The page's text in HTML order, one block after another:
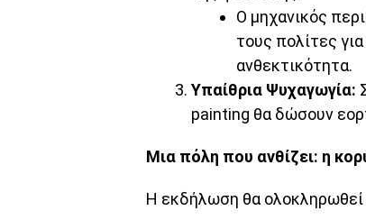
Ο μηχανικός
τους πολίτες
ανθεκτικότητα.
Υπαίθρια Ψυχαγωγία:
painting θα δώσουν
Μια πόλη που ανθίζει: η
Η εκδήλωση θα ολοκληρωθεί